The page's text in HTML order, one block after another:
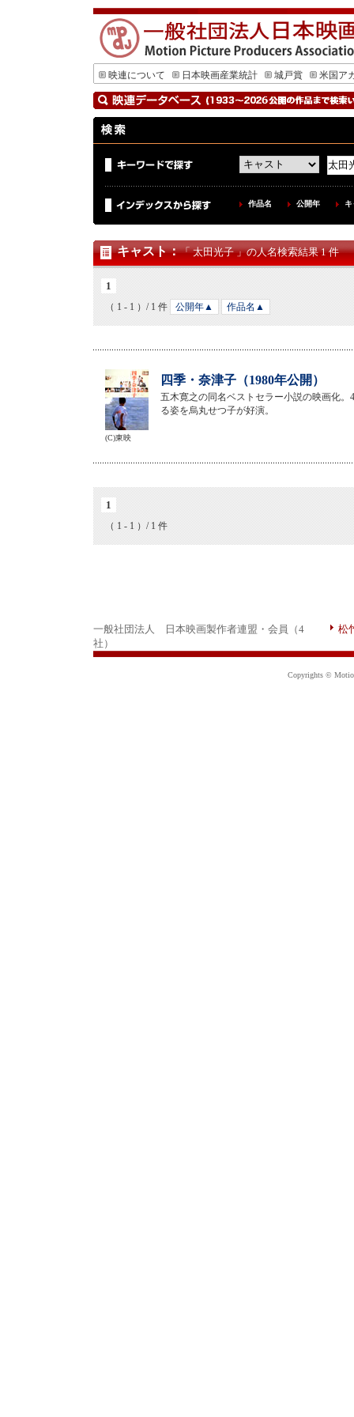
映連について 日本映画産業統計 城戸賞 米国ア
作品名 公開年
キャスト：「 太田光子 」の人名検索結果 1 件
1
（ 1 - 1 ）/ 1 件 公開年▲ 作品名▲
四季・奈津子（1980年公開）
五木寛之の同名ベストセラー小説の映画化
る姿を烏丸せつ子が好演。
(C)東映
1
（ 1 - 1 ）/ 1 件
一般社団法人 日本映画製作者連盟・会員（4
社）
松
Copyrights ©